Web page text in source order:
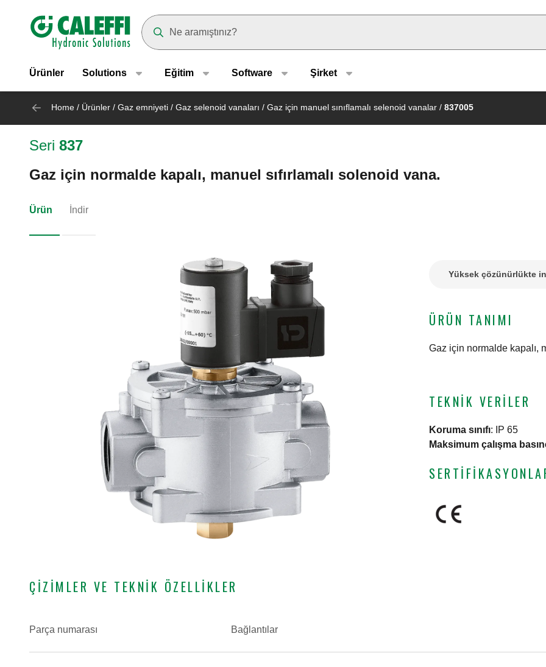
Header main navigation
Ürünler Solutions Eğitim Software Şirket
Home / Ürünler / Gaz emniyeti / Gaz selenoid vanaları / Gaz için manuel sınıflamalı selenoid vanalar / 837005
Seri 837
Gaz için normalde kapalı, manuel sıfırlamalı solenoid vana.
Ürün İndir
Yüksek çözünürlükte
ÜRÜN TANIMI
Gaz için normalde kapalı,
TEKNIK VERILER
Koruma sınıfı:
IP 65
Maksimum çalışma
ÇIZIMLER VE TEKNIK ÖZELLIKLER
Parça numarası Bağlantılar